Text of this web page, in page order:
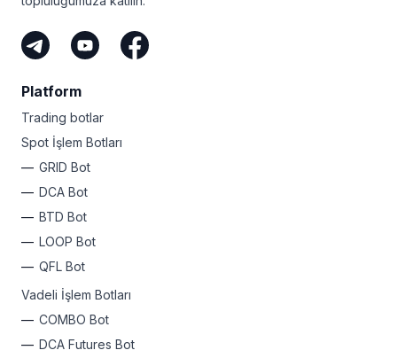
Platform
Trading botlar
Spot İşlem Botları
GRID Bot
DCA Bot
BTD Bot
LOOP Bot
QFL Bot
Vadeli İşlem Botları
COMBO Bot
DCA Futures Bot